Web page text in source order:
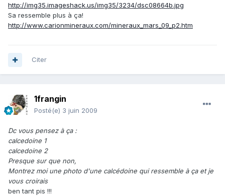
http://img35.imageshack.us/img35/3234/dsc08664b.jpg
Sa ressemble plus à ça!
http://www.carionmineraux.com/mineraux_mars_09_p2.htm
Citer
1frangin
Posté(e) 3 juin 2009
Dc vous pensez à ça :
calcedoine 1
calcedoine 2
Presque sur que non,
Montrez moi une photo d'une calcédoine qui ressemble à ça et je
vous croirais
ben tant pis !!!